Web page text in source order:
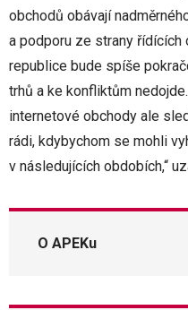
obchodů obávají
a podporu ze strany řídících
republice bude spíše
trhů a ke konfliktům
internetové obchody ale
rádi, kdybychom se mohli
v následujících obdobích,“
O APEKu